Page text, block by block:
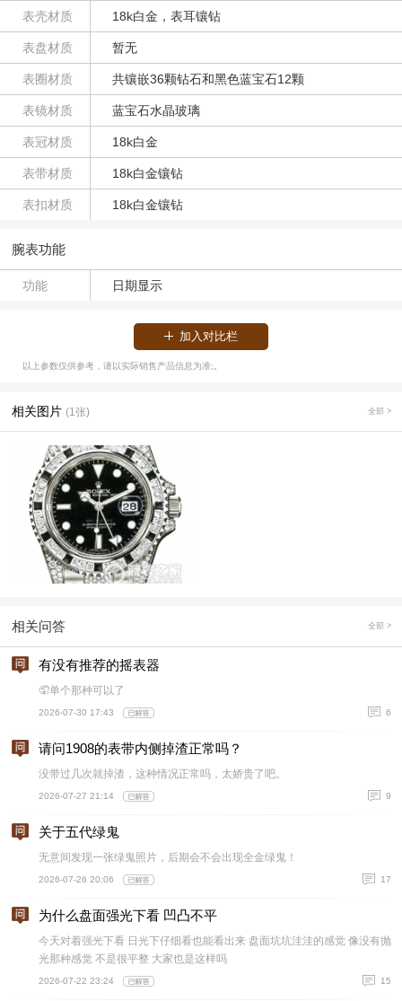
表壳材质 18k白金，表耳镶钻
表盘材质 暂无
表圈材质 共镶嵌36颗钻石和黑色蓝宝石12颗
表镜材质 蓝宝石水晶玻璃
表冠材质 18k白金
表带材质 18k白金镶钻
表扣材质 18k白金镶钻
腕表功能
功能 日期显示
加入对比栏
以上参数仅供参考，请以实际销售产品信息为准;。
相关图片 (1张) 全部 >
相关问答 全部 >
有没有推荐的摇表器
🤦单个那种可以了
2026-07-30 17:43 6
请问1908的表带内侧掉渣正常吗？
没带过几次就掉渣，这种情况正常吗，太娇贵了吧。
2026-07-27 21:14 9
关于五代绿鬼
无意间发现一张绿鬼照片，后期会不会出现全金绿鬼！
2026-07-26 20:06 17
为什么盘面强光下看 凹凸不平
今天对着强光下看 日光下仔细看也能看出来 盘面坑坑洼洼的感觉 像没有抛
光那种感觉 不是很平整 大家也是这样吗
2026-07-22 23:24 15